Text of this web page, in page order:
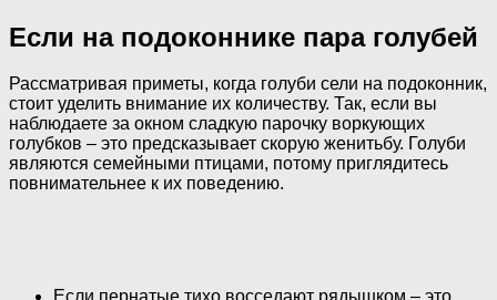
Если на подоконнике пара голубей
Рассматривая приметы, когда голуби сели на подоконник,
стоит уделить внимание их количеству. Так, если вы
наблюдаете за окном сладкую парочку воркующих
голубков – это предсказывает скорую женитьбу. Голуби
являются семейными птицами, потому приглядитесь
повнимательнее к их поведению.